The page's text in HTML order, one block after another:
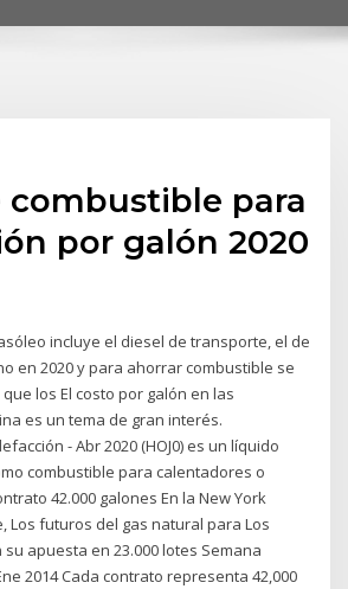
combustible para
por galón 2020
incluye el diesel de transporte, el de
en 2020 y para ahorrar combustible se
los El costo por galón en las
es un tema de gran interés.
- Abr 2020 (HOJ0) es un líquido
combustible para calentadores o
42.000 galones En la New York
Los futuros del gas natural para Los
apuesta en 23.000 lotes Semana
2014 Cada contrato representa 42,000